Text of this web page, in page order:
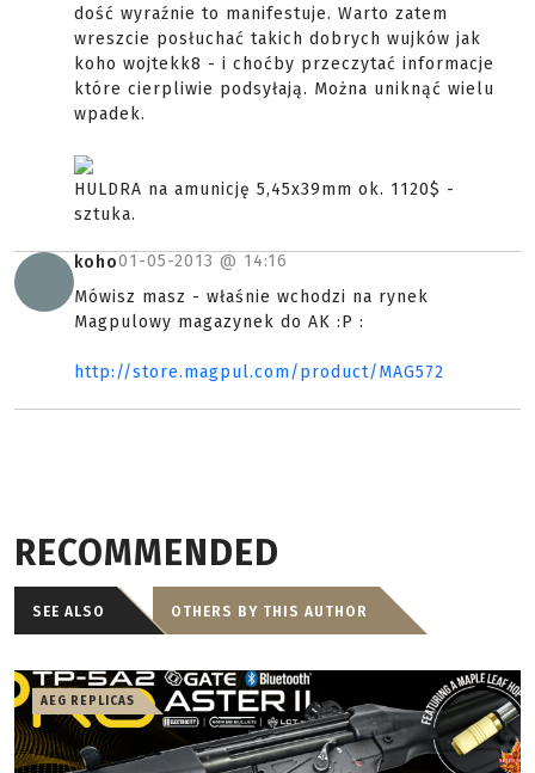
dość wyraźnie to manifestuje. Warto zatem
wreszcie posłuchać takich dobrych wujków jak
koho wojtekk8 - i choćby przeczytać informacje
które cierpliwie podsyłają. Można uniknąć wielu
wpadek.
HULDRA na amunicję 5,45x39mm ok. 1120$ -
sztuka.
koho01-05-2013 @ 14:16
Mówisz masz - właśnie wchodzi na rynek
Magpulowy magazynek do AK :P :
http://store.magpul.com/product/MAG572
RECOMMENDED
SEE ALSO OTHERS BY THIS AUTHOR
AEG REPLICAS